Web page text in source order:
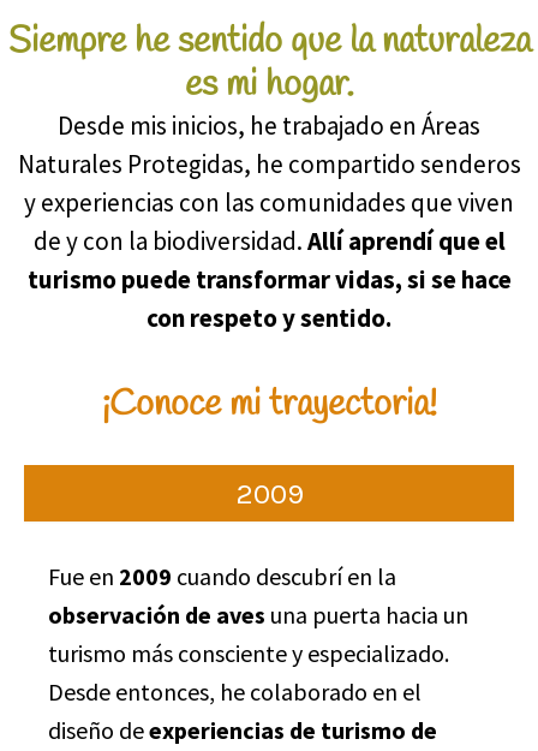
Siempre he sentido que la naturaleza
es mi hogar.
Desde mis inicios, he trabajado en Áreas
Naturales Protegidas, he compartido senderos
y experiencias con las comunidades que viven
de y con la biodiversidad.Allí aprendí que el
turismo puede transformar vidas, si se hace
con respeto y sentido.
¡Conoce mi trayectoria!
2009
Fue en 2009 cuando descubrí en la
observación de aves una puerta hacia un
turismo más consciente y especializado.
Desde entonces, he colaborado en el
diseño deexperiencias de turismo de